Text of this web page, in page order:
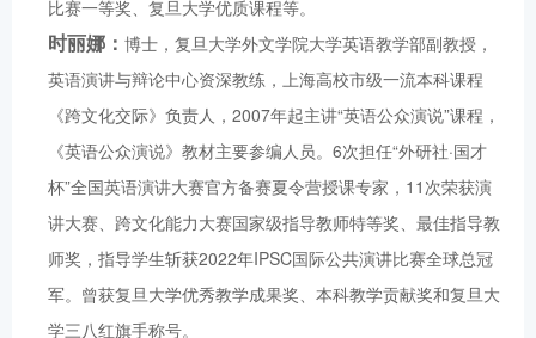
比赛一等奖、复旦大学优质课程等。
时丽娜： 博士，复旦大学外文学院大学英语教学部副教授，
英语演讲与辩论中心资深教练，上海高校市级一流本科课程
《跨文化交际》负责人，2007年起主讲“英语公众演说”课程，
《英语公众演说》教材主要参编人员。6次担任“外研社·国才
杯”全国英语演讲大赛官方备赛夏令营授课专家，11次荣获演
讲大赛、跨文化能力大赛国家级指导教师特等奖、最佳指导教
师奖，指导学生斩获2022年IPSC国际公共演讲比赛全球总冠
军。曾获复旦大学优秀教学成果奖、本科教学贡献奖和复旦大
学三八红旗手称号。